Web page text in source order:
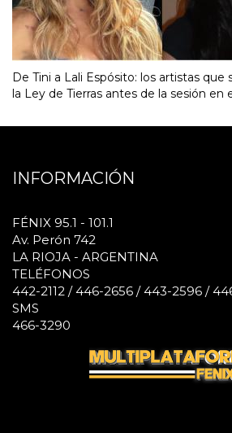
De Tini a Lali Espósito: los artistas que
la Ley de Tierras antes de la sesión en
INFORMACIÓN
FÉNIX 95.1 - 101.1
Av. Perón 742
LA RIOJA - ARGENTINA
TELÉFONOS
442-2112 / 446-2656 / 443-2596 /
SMS
466-3290